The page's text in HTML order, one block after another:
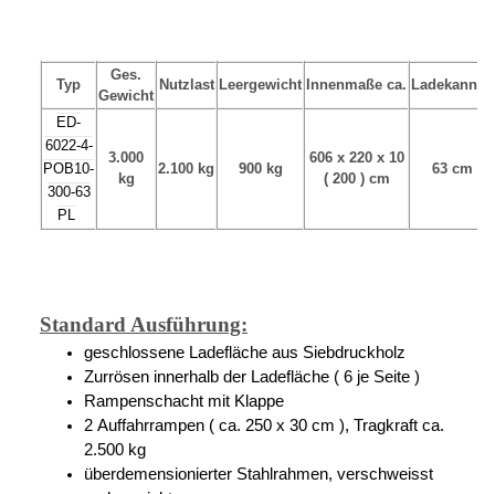
Typ
Ges.
Gewicht
Nutzlast Leergewicht Innenmaße ca. Ladekannte
ED-
6022-4-
POB10-
300-63
PL
3.000
kg
2.100 kg 900 kg
606 x 220 x 10
( 200 ) cm
63 cm
Standard Ausführung:
geschlossene Ladefläche aus Siebdruckholz
Zurrösen innerhalb der Ladefläche ( 6 je Seite )
Rampenschacht mit Klappe
2 Auffahrrampen ( ca. 250 x 30 cm ), Tragkraft ca.
2.500 kg
überdemensionierter Stahlrahmen, verschweisst